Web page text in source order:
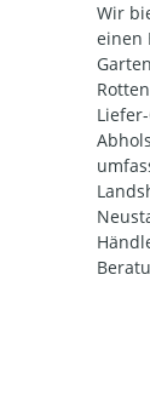
Wir
einen